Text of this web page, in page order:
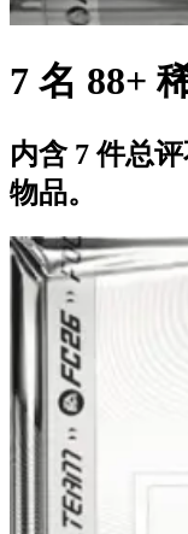
7 名 88+
内含 7 件总
物品。